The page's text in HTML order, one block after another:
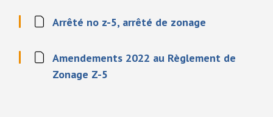
Arrêté no z-5, arrêté de zonage
Amendements 2022 au Règlement de
Zonage Z-5